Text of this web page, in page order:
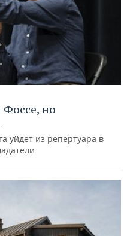
но
уйдет из репертуара в